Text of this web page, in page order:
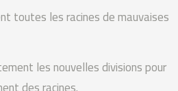
toutes les racines de mauvaises
les nouvelles divisions pour